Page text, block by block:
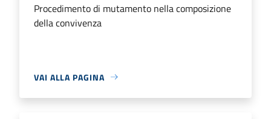
Procedimento di mutamento nella composizione
della convivenza
VAI ALLA PAGINA